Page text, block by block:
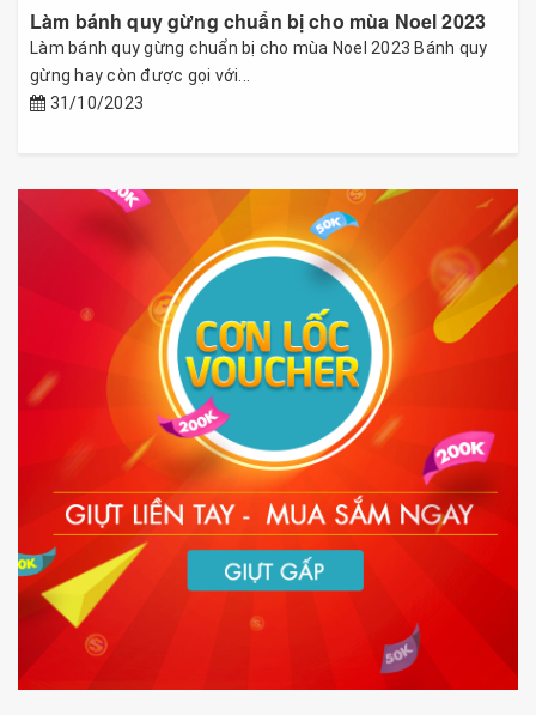
Làm bánh quy gừng chuẩn bị cho mùa Noel 2023
Làm bánh quy gừng chuẩn bị cho mùa Noel 2023 Bánh quy
gừng hay còn được gọi với...
31/10/2023